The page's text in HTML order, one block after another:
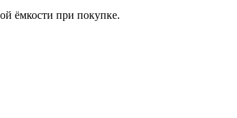
ёмкости при покупке.